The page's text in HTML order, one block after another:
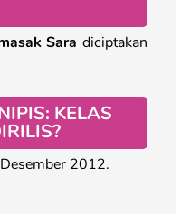
Sara diciptakan
KELAS
2012.